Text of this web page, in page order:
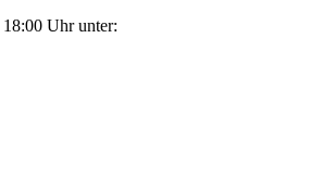
Uhr unter: